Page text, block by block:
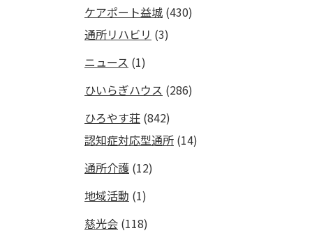
ケアポート益城 (430)
通所リハビリ (3)
ニュース (1)
ひいらぎハウス (286)
ひろやす荘 (842)
認知症対応型通所 (14)
通所介護 (12)
地域活動 (1)
慈光会 (118)